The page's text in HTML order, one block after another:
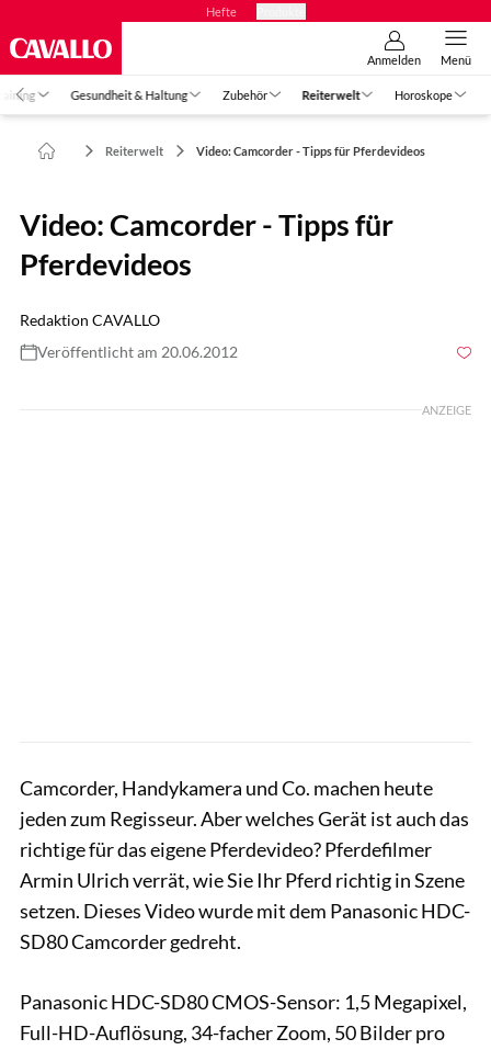
Hefte
Anmelden Menü
Gesundheit & Haltung Zubehör Reiterwelt Horoskope
Reiterwelt Video: Camcorder - Tipps für Pferdevideos
Video: Camcorder - Tipps für
Pferdevideos
Redaktion CAVALLO
Veröffentlicht am 20.06.2012
ANZEIGE
Camcorder, Handykamera und Co. machen heute
jeden zum Regisseur. Aber welches Gerät ist auch das
richtige für das eigene Pferdevideo? Pferdefilmer
Armin Ulrich verrät, wie Sie Ihr Pferd richtig in Szene
setzen. Dieses Video wurde mit dem Panasonic HDC-
SD80 Camcorder gedreht.
Panasonic HDC-SD80 CMOS-Sensor: 1,5 Megapixel,
Full-HD-Auflösung, 34-facher Zoom, 50 Bilder pro